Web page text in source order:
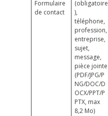
Formulaire
de contact
(obligatoire
),
téléphone,
profession,
entreprise,
sujet,
message,
pièce jointe
(PDF/JPG/P
NG/DOC/D
OCX/PPT/P
PTX, max
8,2 Mo)